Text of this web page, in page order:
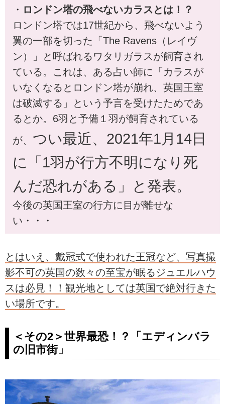
・ ロンドン塔の飛べないカラスとは！？
ロンドン塔では17世紀から、飛べないよう
翼の一部を切った「The Ravens（レイヴ
ン）」と呼ばれるワタリガラスが飼育され
ている。これは、ある占い師に「カラスが
いなくなるとロンドン塔が崩れ、英国王室
は破滅する」という予言を受けたためであ
るとか。6羽と予備１羽が飼育されている
が、 つい最近、2021年1月14日
に「1羽が行方不明になり死
んだ恐れがある」と発表。
今後の英国王室の行方に目が離せな
い・・・
とはいえ、戴冠式で使われた王冠など、写真撮
影不可の英国の数々の至宝が眠るジュエルハウ
スは必見！！観光地としては英国で絶対行きた
い場所です。
＜その2＞世界最恐！？「エディンバラ
の旧市街」